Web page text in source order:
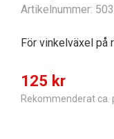
Artikelnummer:
För vinkelväxel på
Det
ursprungliga
125 kr
Det
nuvarande
Rekommenderat ca.